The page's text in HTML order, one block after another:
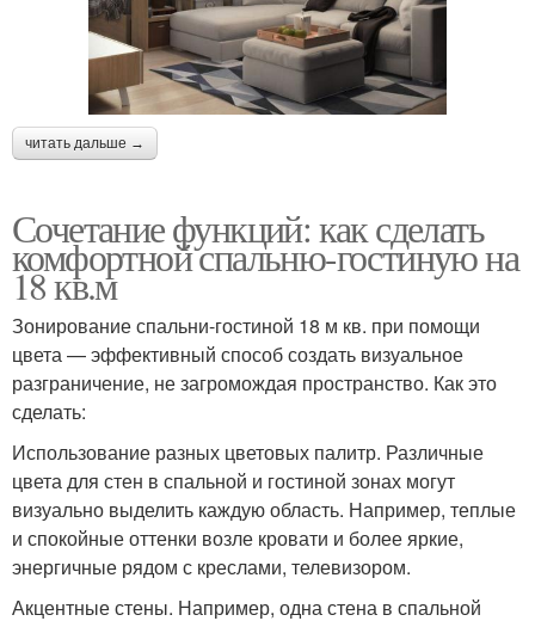
читать дальше →
Сочетание функций: как сделать
комфортной спальню-гостиную на
18 кв.м
Зонирование спальни-гостиной 18 м кв. при помощи
цвета — эффективный способ создать визуальное
разграничение, не загромождая пространство. Как это
сделать:
Использование разных цветовых палитр. Различные
цвета для стен в спальной и гостиной зонах могут
визуально выделить каждую область. Например, теплые
и спокойные оттенки возле кровати и более яркие,
энергичные рядом с креслами, телевизором.
Акцентные стены. Например, одна стена в спальной